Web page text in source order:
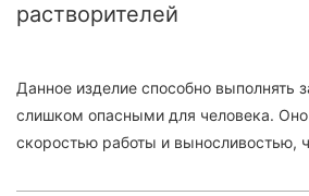
растворителей
Данное изделие способно выполнять
слишком опасными для человека.
скоростью работы и выносливостью,